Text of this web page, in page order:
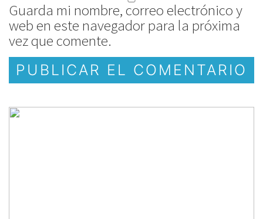
Guarda mi nombre, correo electrónico y
web en este navegador para la próxima
vez que comente.